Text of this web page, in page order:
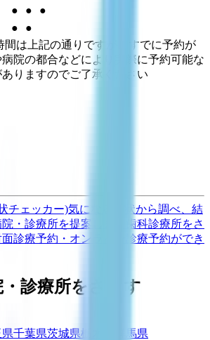
● ●
●
●
●
は上記の通りですが、すでに予約が
院の都合などにより実際に予約可能な
りますのでご了承ください
チェッカー)気になる症状から調べ、結
・診療所を提案します
歯科診療所をさ
診療予約・オンライン診療予約ができ
診療所をさがす
千葉県茨城県栃木県
群馬県